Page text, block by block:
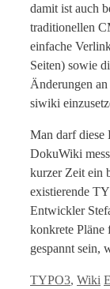
damit ist auch
traditionellen
einfache
Seiten) sowie
Änderungen
siwiki
Man darf diese
DokuWiki
kurzer Zeit ein
existierende
Entwickler
konkrete Pläne
gespannt sein,
Kategorien
TYPO3, Wiki